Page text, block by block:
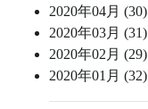
2020年04月 (30)
2020年03月 (31)
2020年02月 (29)
2020年01月 (32)